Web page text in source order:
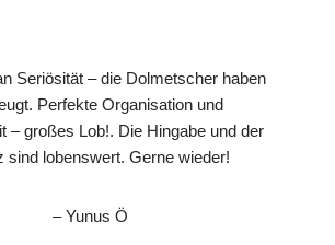
Seriösität – die Dolmetscher haben
Perfekte Organisation und
– großes Lob!. Die Hingabe und der
sind lobenswert. Gerne wieder!
– Yunus Ö